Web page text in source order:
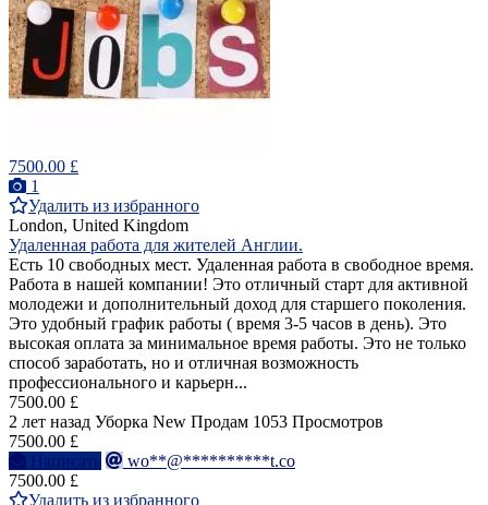
7500.00 £
1
Удалить из избранного
London, United Kingdom
Удаленная работа для жителей Англии.
Есть 10 свободных мест. Удаленная работа в свободное время.
Работа в нашей компании! Это отличный старт для активной
молодежи и дополнительный доход для старшего поколения.
Это удобный график работы ( время 3-5 часов в день). Это
высокая оплата за минимальное время работы. Это не только
способ заработать, но и отличная возможность
профессионального и карьерн...
7500.00 £
2 лет назад Уборка New Продам 1053 Просмотров
7500.00 £
Написать
wo**@**********t.co
7500.00 £
Удалить из избранного